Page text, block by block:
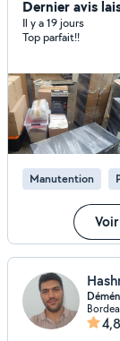
accessibles
Dernier avis
Il y a 19 jours
Top parfait!!
Manutention